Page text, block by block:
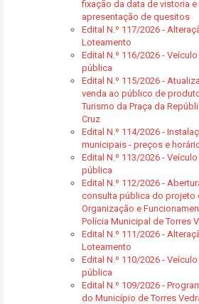
fixação da data de vistoria
apresentação de quesitos
Edital N.º 117/2026 -
Loteamento
Edital N.º 116/2026 -
pública
Edital N.º 115/2026 -
venda ao público de
Turismo da Praça da
Cruz
Edital N.º 114/2026 -
municipais - preços e
Edital N.º 113/2026 -
pública
Edital N.º 112/2026 -
consulta pública do projeto
Organização e
Polícia Municipal de Torres
Edital N.º 111/2026 -
Loteamento
Edital N.º 110/2026 -
pública
Edital N.º 109/2026 -
do Município de Torres